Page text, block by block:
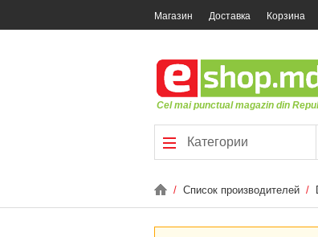
Магазин Доставка Корзина
Cel mai punctual magazin din
Категории
/ Список производителей /